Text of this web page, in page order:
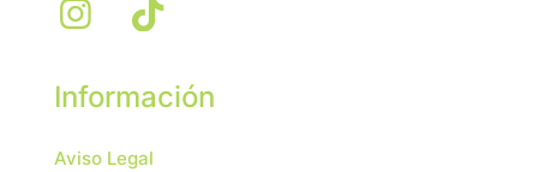
Información
Aviso Legal